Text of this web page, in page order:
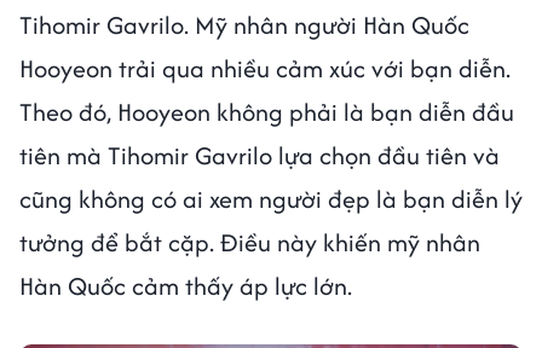
Tihomir Gavrilo. Mỹ nhân người Hàn Quốc
Hooyeon trải qua nhiều cảm xúc với bạn diễn.
Theo đó, Hooyeon không phải là bạn diễn đầu
tiên mà Tihomir Gavrilo lựa chọn đầu tiên và
cũng không có ai xem người đẹp là bạn diễn lý
tưởng để bắt cặp. Điều này khiến mỹ nhân
Hàn Quốc cảm thấy áp lực lớn.